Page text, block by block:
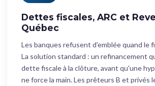
Dettes fiscales, ARC et
Québec
Les banques refusent d'emblée quand le
La solution standard : un refinancement
dette fiscale à la clôture, avant qu'une
ne force la main. Les prêteurs B et privés